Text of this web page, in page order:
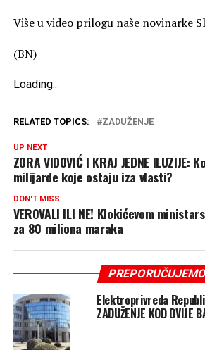
Više u video prilogu naše novinarke
(BN)
Loading...
RELATED TOPICS: ZADUŽENJE
UP NEXT
ZORA VIDOVIĆ I KRAJ JEDNE ILUZIJE:
milijarde koje ostaju iza vlasti?
DON'T MISS
VEROVALI ILI NE! Klokićevom
za 80 miliona maraka
Elektroprivreda
ZADUŽENJE KOD DVIJE